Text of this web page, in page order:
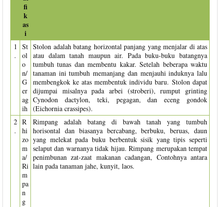
fi
k
as
i
1
.
St
ol
o
n/
G
er
ag
ih
Stolon adalah batang horizontal panjang yang menjalar di atas
atau dalam tanah maupun air. Pada buku-buku batangnya
tumbuh tunas dan membentu kakar. Setelah beberapa waktu
tanaman ini tumbuh memanjang dan menjauhi induknya lalu
membengkok ke atas membentuk individu baru. Stolon dapat
dijumpai misalnya pada arbei (stroberi), rumput grinting
Cynodon dactylon, teki, pegagan, dan eceng gondok
(Eichornia crassipes).
2
.
R
hi
zo
m
a/
Ri
m
pa
n
g
Rimpang adalah batang di bawah tanah yang tumbuh
horisontal dan biasanya bercabang, berbuku, beruas, daun
yang melekat pada buku berbentuk sisik yang tipis seperti
selaput dan warnanya tidak hijau. Rimpang merupakan tempat
penimbunan zat-zaat makanan cadangan, Contohnya antara
lain pada tanaman jahe, kunyit, laos.